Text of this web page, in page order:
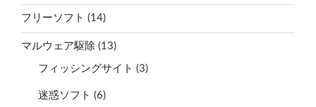
フリーソフト (14)
マルウェア駆除 (13)
フィッシングサイト (3)
迷惑ソフト (6)